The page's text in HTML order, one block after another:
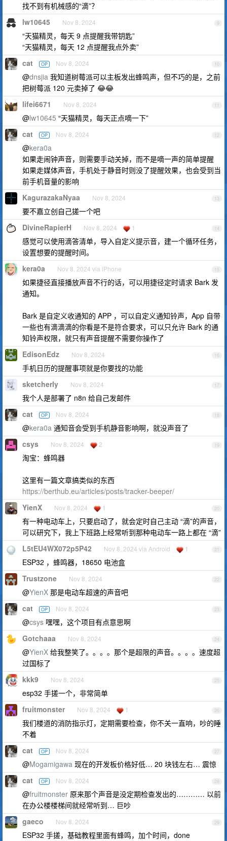
找不到有机械感的“滴”？
9
lw10645 Nov 8, 2024
“天猫精灵，每天 9 点提醒我带钥匙”
“天猫精灵，每天 12 点提醒我点外卖”
10
cat OP Nov 8, 2024
@dnsjia 我知道树莓派可以主板发出蜂鸣声，但不巧的是，之前
把树莓派 120 元卖掉了 😂😂
11
lifei6671 Nov 8, 2024
@lw10645 “天猫精灵，每天正点嘀一下”
12
cat OP Nov 8, 2024
@kera0a
如果走闹钟声音，则需要手动关掉，而不是嘀一声的简单提醒
如果走媒体声音，手机处于静音时则没了提醒效果，也会受到当
前手机音量的影响
13
KagurazakaNyaa Nov 8, 2024
要不嘉立创自己搓一个吧
14
DivineRapierH Nov 8, 2024 1
感觉可以使用滴答清单，导入自定义提示音，建一个循环任务，
设置想要的提醒时间。
15
kera0a Nov 8, 2024 via iPhone
如果捷径直接播放声音不行的话，可以用捷径定时请求 Bark 发
通知。
Bark 是自定义收通知的 APP ，可以自定义通知铃声，App 自带
一些也有滴滴滴的你看是不是符合要求，可以只允许 Bark 的通
知铃声权限，就只有声音提醒不需要你操作了
16
EdisonEdz Nov 8, 2024
手机日历的提醒事项就是你要找的功能
17
sketcherly Nov 8, 2024
我个人是部署了 n8n 给自己发邮件
18
cat OP Nov 8, 2024
@kera0a 通知音会受到手机静音影响啊，就没声音了
19
csys Nov 8, 2024 2
淘宝：蜂鸣器
这里有一篇文章搞类似的东西
https://berthub.eu/articles/posts/tracker-beeper/
20
YienX Nov 8, 2024 1
有一种电动车上，只要启动了，就会定时自己主动 “滴”的声音，
可以研究下，我上下班路上经常听到那种电动车一路上都在 “滴”
21
L5tEU4WX072p5P42 Nov 8, 2024 via Android 1
ESP32 ，蜂鸣器，18650 电池盒
22
Trustzone Nov 8, 2024
@YienX 那是电动车超速的声音吧
23
cat OP Nov 8, 2024
@csys 嘿嘿，这个项目有点意思啊
24
Gotchaaa Nov 8, 2024
@YienX 给我整笑了。。。。那个是超限的声音。。。。速度超
过国标了
25
kkk9 Nov 8, 2024
esp32 手搓一个，非常简单
26
fruitmonster Nov 8, 2024 1
我们楼道的消防指示灯，定期需要检查，你不关一直响，吵的睡
不着
27
cat OP Nov 8, 2024
@Mogamigawa 现在的开发板价格好低… 20 块钱左右… 震惊
28
cat OP Nov 8, 2024
@fruitmonster 原来那个声音是没定期检查发出的………… 以前
在办公楼楼梯间就经常听到… 巨吵
29
gaeco Nov 8, 2024
ESP32 手搓，基础教程里面有蜂鸣，加个时间，done